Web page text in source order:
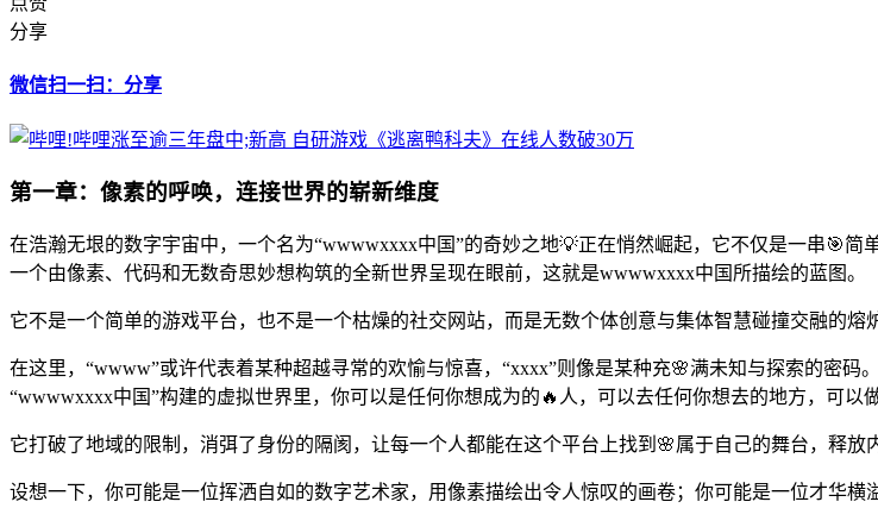
分享
微信扫一扫：分享
第一章：像素的呼唤，连接世界的崭新维度
在浩瀚无垠的数字宇宙中，一个名为“wwwwxxxx中国”的奇妙之地💡正在悄然崛起，它不仅是一串🎯
一个由像素、代码和无数奇思妙想构筑的全新世界呈现在眼前，这就是wwwwxxxx中国所描绘的蓝图。
它不是一个简单的游戏平台，也不是一个枯燥的社交网站，而是无数个体创意与集体智慧碰撞交融的熔
在这里，“wwww”或许代表着某种超越寻常的欢愉与惊喜，“xxxx”则像是某种充🌸满未知与探索的密
“wwwwxxxx中国”构建的虚拟世界里，你可以是任何你想成为的🔥人，可以去任何你想去的地方，可以
它打破了地域的限制，消弭了身份的隔阂，让每一个人都能在这个平台上找到🌸属于自己的舞台，释放
设想一下，你可能是一位挥洒自如的数字艺术家，用像素描绘出令人惊叹的画卷；你可能是一位才华